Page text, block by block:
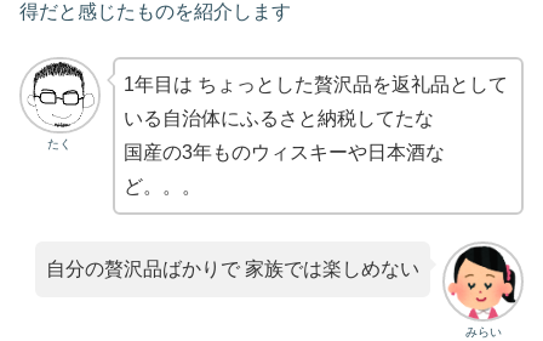
得だと感じたものを紹介します
たく
1年目は ちょっとした贅沢品を返礼品として
いる自治体にふるさと納税してたな
国産の3年ものウィスキーや日本酒な
ど。。。
みらい
自分の贅沢品ばかりで 家族では楽しめない